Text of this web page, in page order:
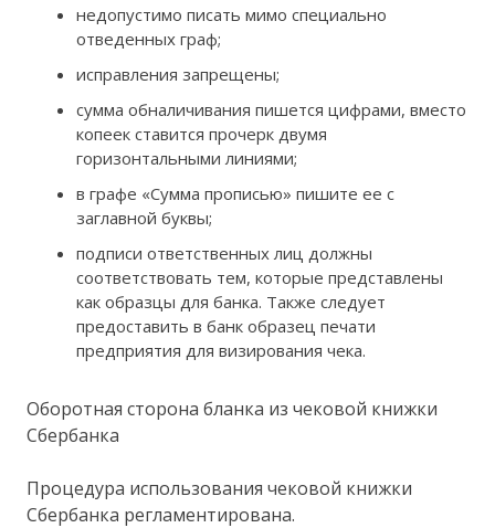
недопустимо писать мимо специально
отведенных граф;
исправления запрещены;
сумма обналичивания пишется цифрами, вместо
копеек ставится прочерк двумя
горизонтальными линиями;
в графе «Сумма прописью» пишите ее с
заглавной буквы;
подписи ответственных лиц должны
соответствовать тем, которые представлены
как образцы для банка. Также следует
предоставить в банк образец печати
предприятия для визирования чека.
Оборотная сторона бланка из чековой книжки
Сбербанка
Процедура использования чековой книжки
Сбербанка регламентирована.